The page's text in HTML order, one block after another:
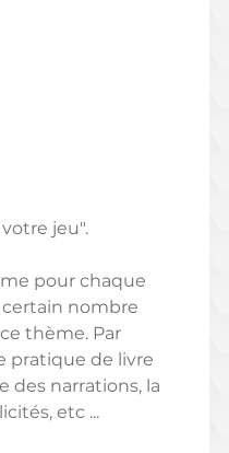
jeu".
pour chaque
nombre
thème. Par
pratique de livre
des narrations, la
etc ...